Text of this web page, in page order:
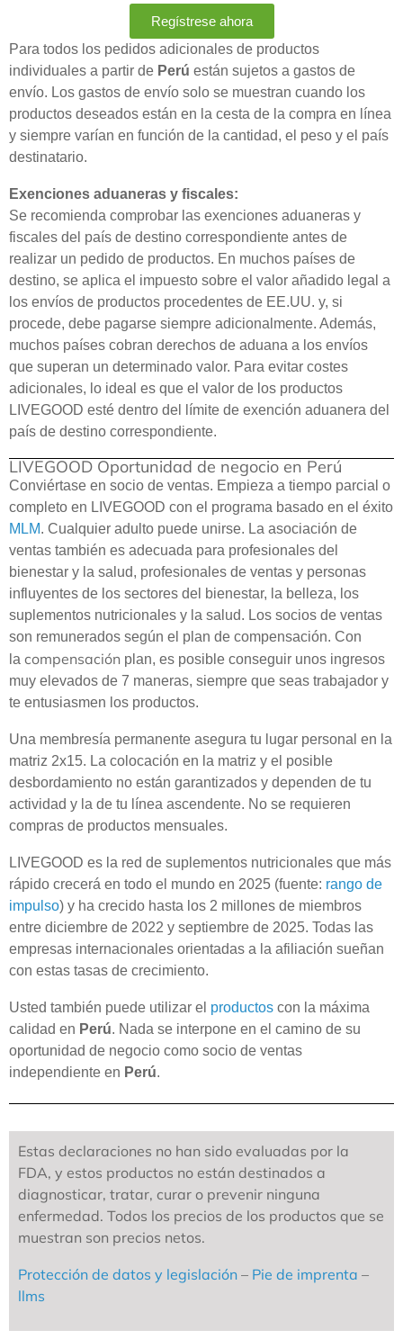
Regístrese ahora
Para todos los pedidos adicionales de productos
individuales a partir de Perú están sujetos a gastos de
envío. Los gastos de envío solo se muestran cuando los
productos deseados están en la cesta de la compra en línea
y siempre varían en función de la cantidad, el peso y el país
destinatario.
Exenciones aduaneras y fiscales:
Se recomienda comprobar las exenciones aduaneras y
fiscales del país de destino correspondiente antes de
realizar un pedido de productos. En muchos países de
destino, se aplica el impuesto sobre el valor añadido legal a
los envíos de productos procedentes de EE.UU. y, si
procede, debe pagarse siempre adicionalmente. Además,
muchos países cobran derechos de aduana a los envíos
que superan un determinado valor. Para evitar costes
adicionales, lo ideal es que el valor de los productos
LIVEGOOD esté dentro del límite de exención aduanera del
país de destino correspondiente.
LIVEGOOD Oportunidad de negocio en Perú
Conviértase en socio de ventas. Empieza a tiempo parcial o
completo en LIVEGOOD con el programa basado en el éxito
MLM. Cualquier adulto puede unirse. La asociación de
ventas también es adecuada para profesionales del
bienestar y la salud, profesionales de ventas y personas
influyentes de los sectores del bienestar, la belleza, los
suplementos nutricionales y la salud. Los socios de ventas
son remunerados según el plan de compensación. Con
la compensación plan, es posible conseguir unos ingresos
muy elevados de 7 maneras, siempre que seas trabajador y
te entusiasmen los productos.
Una membresía permanente asegura tu lugar personal en la
matriz 2x15. La colocación en la matriz y el posible
desbordamiento no están garantizados y dependen de tu
actividad y la de tu línea ascendente. No se requieren
compras de productos mensuales.
LIVEGOOD es la red de suplementos nutricionales que más
rápido crecerá en todo el mundo en 2025 (fuente: rango de
impulso) y ha crecido hasta los 2 millones de miembros
entre diciembre de 2022 y septiembre de 2025. Todas las
empresas internacionales orientadas a la afiliación sueñan
con estas tasas de crecimiento.
Usted también puede utilizar el productos con la máxima
calidad en Perú. Nada se interpone en el camino de su
oportunidad de negocio como socio de ventas
independiente en Perú.
Estas declaraciones no han sido evaluadas por la
FDA, y estos productos no están destinados a
diagnosticar, tratar, curar o prevenir ninguna
enfermedad. Todos los precios de los productos que se
muestran son precios netos.
Protección de datos y legislación – Pie de imprenta –
llms